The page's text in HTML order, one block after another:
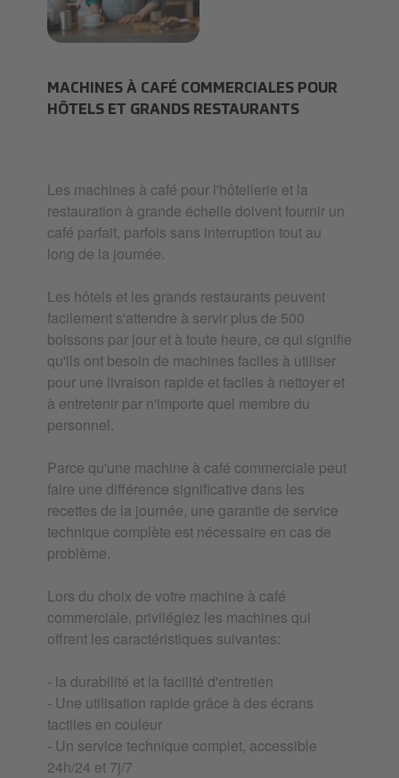
MACHINES À CAFÉ COMMERCIALES POUR
HÔTELS ET GRANDS RESTAURANTS
Les machines à café pour l'hôtellerie et la
restauration à grande échelle doivent fournir un
café parfait, parfois sans interruption tout au
long de la journée.
Les hôtels et les grands restaurants peuvent
facilement s'attendre à servir plus de 500
boissons par jour et à toute heure, ce qui signifie
qu'ils ont besoin de machines faciles à utiliser
pour une livraison rapide et faciles à nettoyer et
à entretenir par n'importe quel membre du
personnel.
Parce qu'une machine à café commerciale peut
faire une différence significative dans les
recettes de la journée, une garantie de service
technique complète est nécessaire en cas de
problème.
Lors du choix de votre machine à café
commerciale, privilégiez les machines qui
offrent les caractéristiques suivantes:
- la durabilité et la facilité d'entretien
- Une utilisation rapide grâce à des écrans
tactiles en couleur
- Un service technique complet, accessible
24h/24 et 7j/7